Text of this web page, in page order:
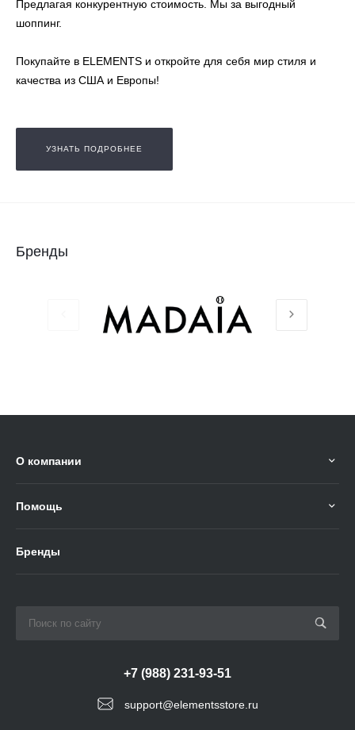
Предлагая конкурентную стоимость. Мы за выгодный
шоппинг.
Покупайте в ELEMENTS и откройте для себя мир стиля и
качества из США и Европы!
УЗНАТЬ ПОДРОБНЕЕ
Бренды
О компании
Помощь
Бренды
support@elementsstore.ru
+7 (988) 231-93-51